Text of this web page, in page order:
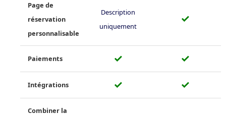
Page de
réservation
personnalisable
Description
uniquement
✓
Paiements ✓ ✓
Intégrations ✓ ✓
Combiner la